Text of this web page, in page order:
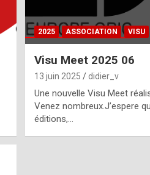
2025 ASSOCIATION VISU
Visu Meet 2025 06
13 juin 2025 didier_v
Une nouvelle Visu Meet
Venez nombreux.J’espere
éditions,…